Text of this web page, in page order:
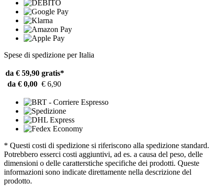
Spese di spedizione per Italia
da € 59,90 gratis*
da € 0,00 € 6,90
* Questi costi di spedizione si riferiscono alla spedizione standard.
Potrebbero esserci costi aggiuntivi, ad es. a causa del peso, delle
dimensioni o delle caratterstiche specifiche dei prodotti. Queste
informazioni sono indicate direttamente nella descrizione del
prodotto.